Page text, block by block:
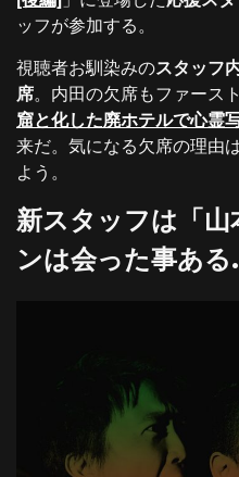
ッフが参加する。
視聴者お馴染みのスタッフ
席。内田の欠席もファース
窟と化した廃ホテルで心霊
来だ。気になる欠席の理由
よう。
新スタッフは「
ンは会った事あ